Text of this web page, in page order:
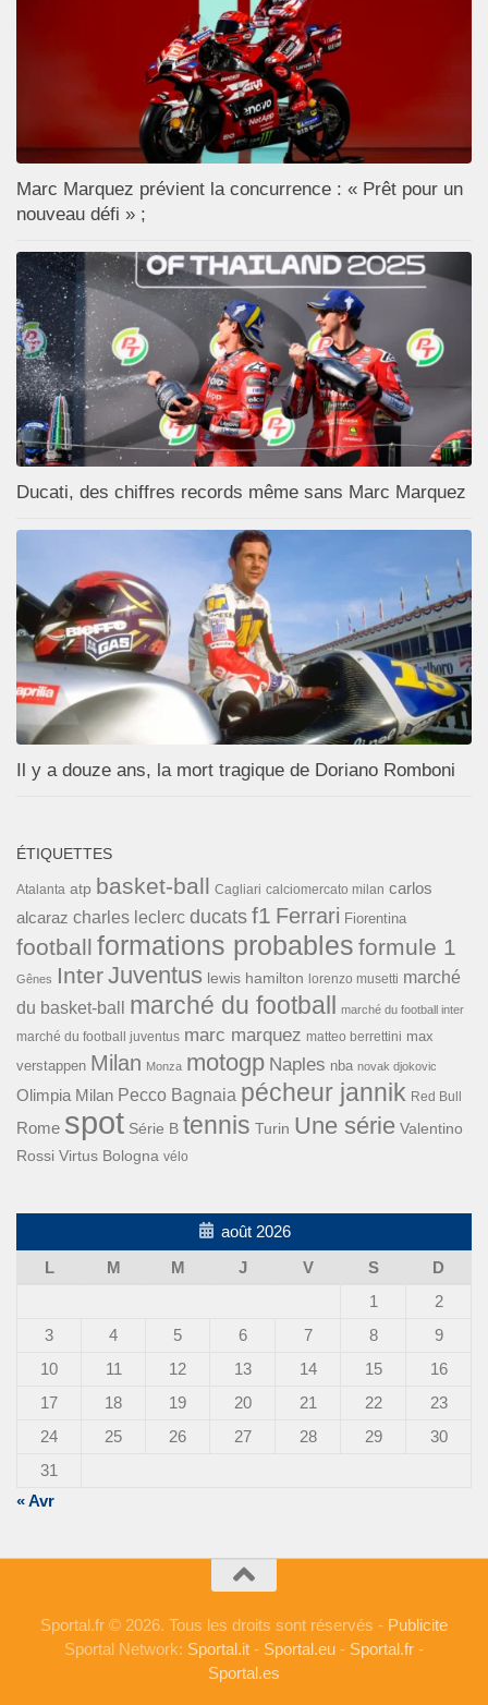
Marc Marquez prévient la concurrence : « Prêt pour un
nouveau défi » ;
Ducati, des chiffres records même sans Marc Marquez
Il y a douze ans, la mort tragique de Doriano Romboni
ÉTIQUETTES
Atalanta atp basket-ball Cagliari calciomercato milan carlos
alcaraz charles leclerc ducats f1 Ferrari Fiorentina
football formations probables formule 1
Gênes InterJuventus lewis hamilton lorenzo musetti marché
du basket-ball
marché du football marché du football inter
marché du football juventus marc marquez matteo berrettini max
verstappen Milan Monza motogp Naples nba novak djokovic
Olimpia Milan Pecco Bagnaia pécheur jannik Red Bull
Rome spot Série B tennis Turin Une série Valentino
Rossi Virtus Bologna vélo
août 2026
L
M M J V S
D
1
2
3
4 5 6 7 8
9
10
11 12 13 14 15
16
17
18 19 20 21 22
23
24
25 26 27 28 29
30
31
« Avr
Sportal.fr © 2026. Tous les droits sont réservés - Publicite
Sportal Network: Sportal.it - Sportal.eu - Sportal.fr -
Sportal.es